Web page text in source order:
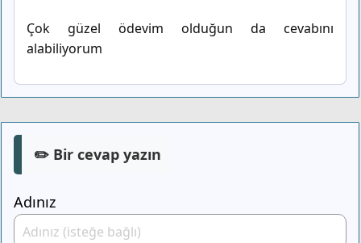
Çok güzel ödevim olduğun da cevabını
alabiliyorum
✏️ Bir cevap yazın
Adınız